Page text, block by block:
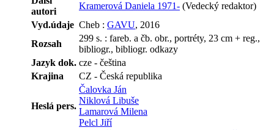
autori
Kramerová Daniela 1971- (Vedecký redaktor)
Vyd.údaje Cheb : GAVU, 2016
Rozsah
299 s. : fareb. a čb. obr., portréty, 23 cm + reg.,
bibliogr., bibliogr. odkazy
Jazyk dok. cze - čeština
Krajina
CZ - Česká republika
Heslá pers.
Čalovka Ján
Niklová Libuše
Lamarová Milena
Pelcl Jiří